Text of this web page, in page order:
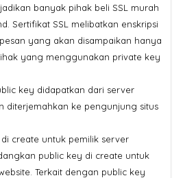
banyak pihak beli SSL murah
Sertifikat SSL melibatkan enskripsi
yang akan disampaikan hanya
yang menggunakan private key
key didapatkan dari server
diterjemahkan ke pengunjung situs
create untuk pemilik server
public key di create untuk
Terkait dengan public key